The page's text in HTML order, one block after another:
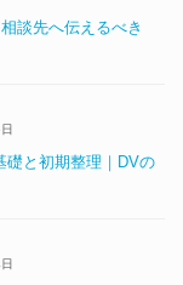
談先へ伝えるべき
礎と初期整理｜DVの